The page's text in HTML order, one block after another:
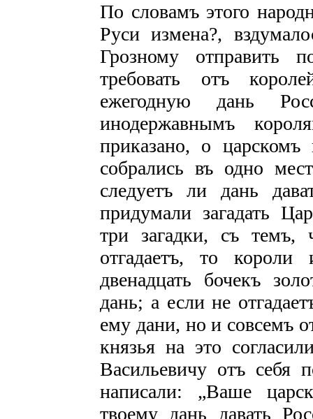
По словамъ этого
Руси измена?,
Грозному отправить
требовать отъ
ежегодную дань
инодержавнымъ
приказано, о
собрались въ одно
следуетъ ли дань
придумали загадать
три загадки, съ
отгадаетъ, то
двенадцать бочекъ
дань; а если не
ему дани, но и совсемъ
князья на это
Васильевичу отъ себя
написали: „Ваше
твоему дань давать